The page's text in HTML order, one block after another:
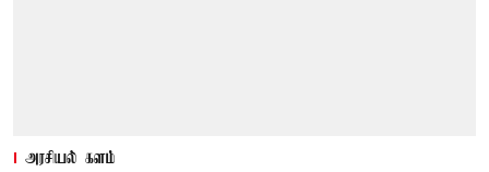
அரசியல் களம்